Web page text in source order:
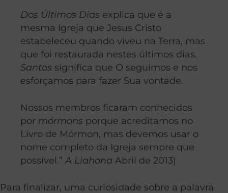
Dos Últimos Dias explica que é a
mesma Igreja que Jesus Cristo
estabeleceu quando viveu na Terra, mas
que foi restaurada nestes últimos dias.
Santos significa que O seguimos e nos
esforçamos para fazer Sua vontade.
Nossos membros ficaram conhecidos
por mórmons porque acreditamos no
Livro de Mórmon, mas devemos usar o
nome completo da Igreja sempre que
possível.” A Liahona Abril de 2013)
Para finalizar, uma curiosidade sobre a palavra